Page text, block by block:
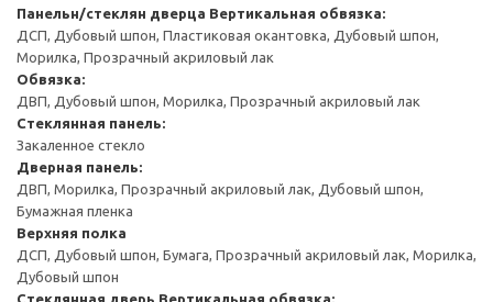
Панельн/стеклян дверца Вертикальная обвязка:
ДСП, Дубовый шпон, Пластиковая окантовка, Дубовый шпон,
Морилка, Прозрачный акриловый лак
Обвязка:
ДВП, Дубовый шпон, Морилка, Прозрачный акриловый лак
Стеклянная панель:
Закаленное стекло
Дверная панель:
ДВП, Морилка, Прозрачный акриловый лак, Дубовый шпон,
Бумажная пленка
Верхняя полка
ДСП, Дубовый шпон, Бумага, Прозрачный акриловый лак, Морилка,
Дубовый шпон
Стеклянная дверь Вертикальная обвязка: